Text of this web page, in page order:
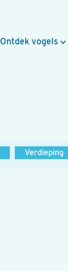
Ontdek vogels
Verdieping